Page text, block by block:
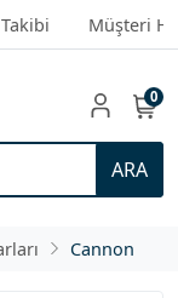
Müşteri
ARA
0
Cannon